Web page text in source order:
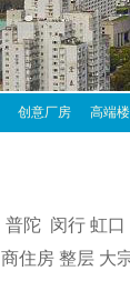
创意厂房 高端
普陀 闵行 虹口
商住房 整层 大